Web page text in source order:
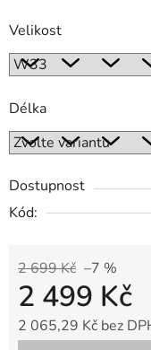
Velikost
Délka
Dostupnost
Kód:
2 699 Kč –7 %
2 499 Kč
2 065,29 Kč bez